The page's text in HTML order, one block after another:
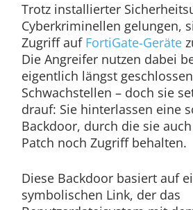
Trotz installierter
Cyberkriminellen gelungen,
Zugriff auf FortiGate-Geräte
Die Angreifer nutzen dabei
eigentlich längst
Schwachstellen – doch sie
drauf: Sie hinterlassen eine
Backdoor, durch die sie
Patch noch Zugriff behalten.
Diese Backdoor basiert auf
symbolischen Link, der das